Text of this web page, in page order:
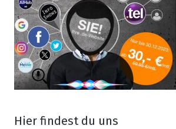
Hier findest du uns